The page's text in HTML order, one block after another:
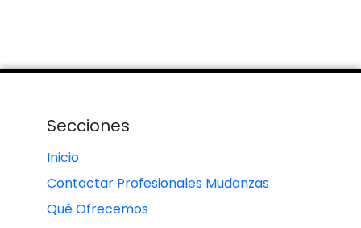
Secciones
Inicio
Contactar Profesionales Mudanzas
Qué Ofrecemos